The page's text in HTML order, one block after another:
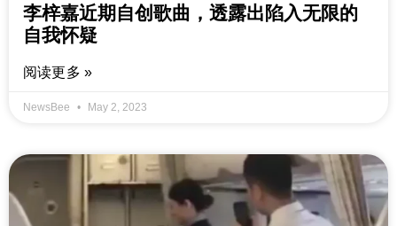
李梓嘉近期自创歌曲，透露出陷入无限的
自我怀疑
阅读更多 »
NewsBee May 2, 2023